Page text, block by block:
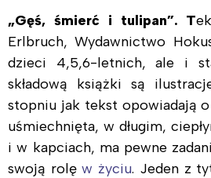
„Gęś, śmierć i tulipan”. T
Erlbruch, Wydawnictwo
dzieci 4,5,6-letnich, ale i
składową książki są
stopniu jak tekst opowiadają
uśmiechnięta, w długim,
i w kapciach, ma pewne
swoją rolęw życiu. Jeden z